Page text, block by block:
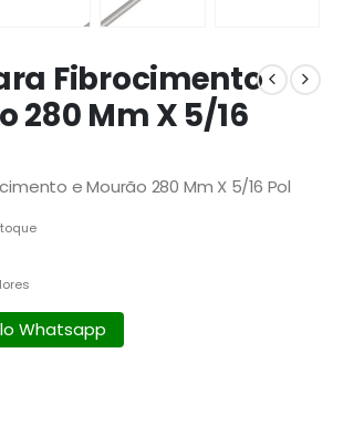
Fibrocimento
280 Mm X 5/16
e Mourão 280 Mm X 5/16 Pol
Whatsapp